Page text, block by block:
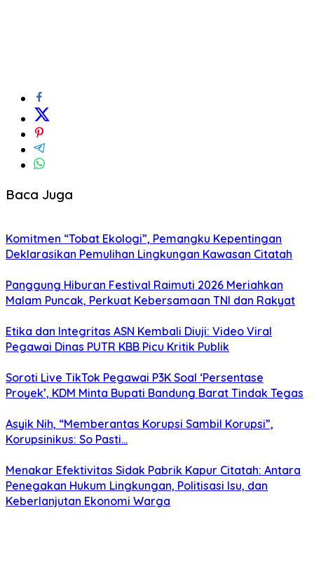
Baca Juga
Komitmen “Tobat Ekologi”, Pemangku Kepentingan
Deklarasikan Pemulihan Lingkungan Kawasan Citatah
Panggung Hiburan Festival Raimuti 2026 Meriahkan
Malam Puncak, Perkuat Kebersamaan TNI dan Rakyat
Etika dan Integritas ASN Kembali Diuji: Video Viral
Pegawai Dinas PUTR KBB Picu Kritik Publik
Soroti Live TikTok Pegawai P3K Soal ‘Persentase
Proyek’, KDM Minta Bupati Bandung Barat Tindak Tegas
Asyik Nih, “Memberantas Korupsi Sambil Korupsi”,
Korupsinikus: So Pasti…
Menakar Efektivitas Sidak Pabrik Kapur Citatah: Antara
Penegakan Hukum Lingkungan, Politisasi Isu, dan
Keberlanjutan Ekonomi Warga